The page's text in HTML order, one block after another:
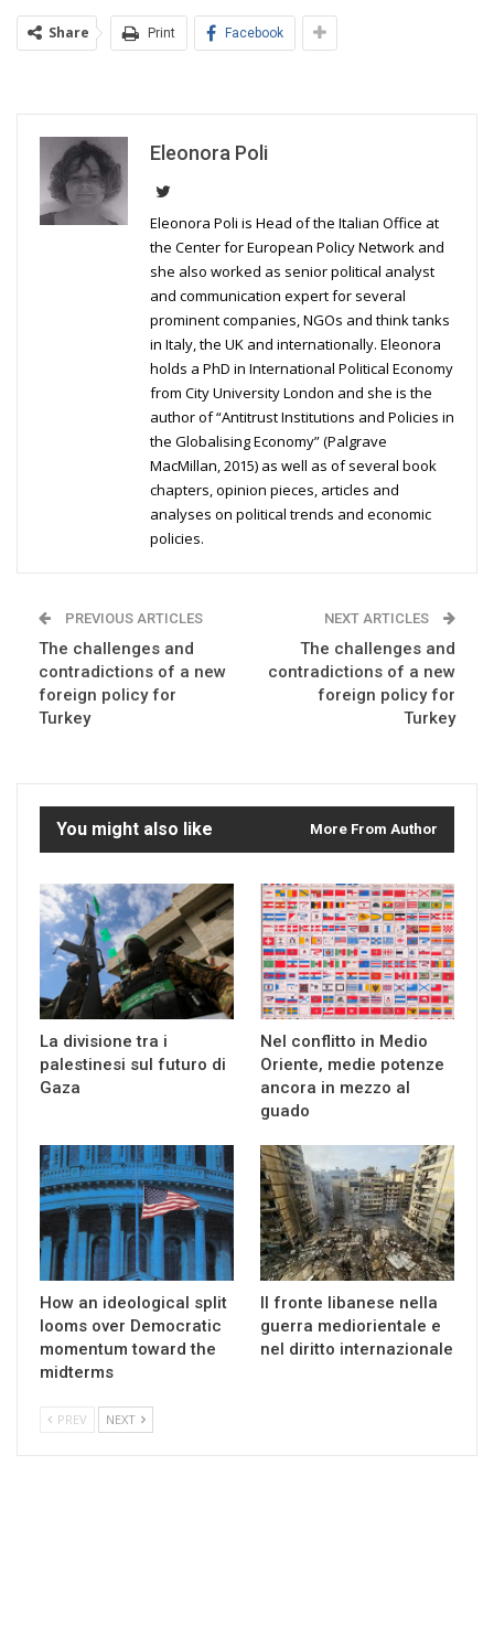
Share Print Facebook
Eleonora Poli
Eleonora Poli is Head of the Italian Office at
the Center for European Policy Network and
she also worked as senior political analyst
and communication expert for several
prominent companies, NGOs and think tanks
in Italy, the UK and internationally. Eleonora
holds a PhD in International Political Economy
from City University London and she is the
author of “Antitrust Institutions and Policies in
the Globalising Economy” (Palgrave
MacMillan, 2015) as well as of several book
chapters, opinion pieces, articles and
analyses on political trends and economic
policies.
PREVIOUS ARTICLES
The challenges and
contradictions of a new
foreign policy for
Turkey
NEXT ARTICLES
The challenges and
contradictions of a new
foreign policy for
Turkey
You might also like More From Author
La divisione tra i
palestinesi sul futuro di
Gaza
Nel conflitto in Medio
Oriente, medie potenze
ancora in mezzo al
guado
How an ideological split
looms over Democratic
momentum toward the
midterms
Il fronte libanese nella
guerra mediorientale e
nel diritto internazionale
PREV NEXT